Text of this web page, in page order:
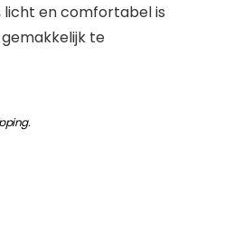
en comfortabel is
te
.